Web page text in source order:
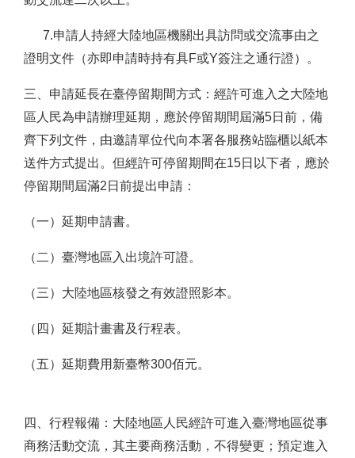
7.申請人持經大陸地區機關出具訪問或交流事由之
證明文件（亦即申請時持有具F或Y簽注之通行證）。
三、申請延長在臺停留期間方式：經許可進入之大陸地
區人民為申請辦理延期，應於停留期間屆滿5日前，備
齊下列文件，由邀請單位代向本署各服務站臨櫃以紙本
送件方式提出。但經許可停留期間在15日以下者，應於
停留期間屆滿2日前提出申請：
（一） 延期申請書。
（ 二 ） 臺灣地區入出境許可證。
（三） 大陸地區核發之有效證照影本。
（ 四 ） 延期計畫書及行程表。
（五） 延期費用新臺幣300佰元。
四、行程報備：大陸地區人民經許可進入臺灣地區從事
商務活動交流，其主要商務活動，不得變更；預定進入